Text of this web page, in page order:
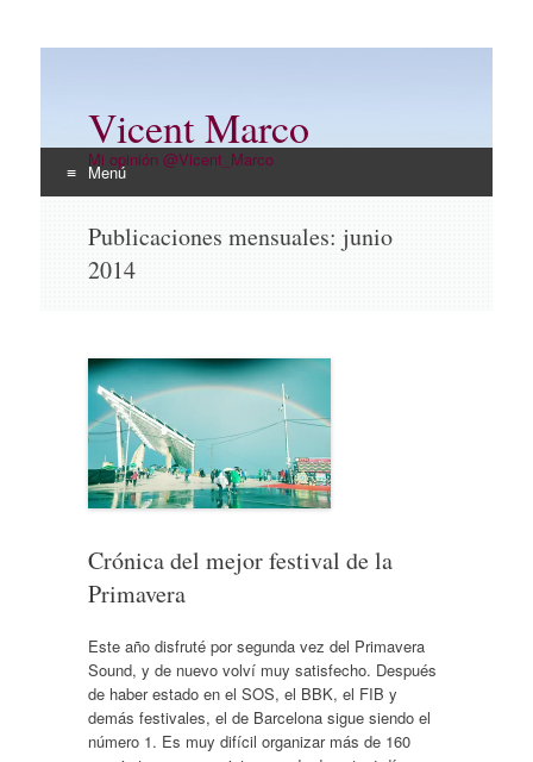
Vicent Marco
Mi opinión @Vicent_Marco
Menú
contenido
Publicaciones mensuales: junio
2014
Crónica del mejor festival de la
Primavera
Este año disfruté por segunda vez del Primavera
Sound, y de nuevo volví muy satisfecho. Después
de haber estado en el SOS, el BBK, el FIB y
demás festivales, el de Barcelona sigue siendo el
número 1. Es muy difícil organizar más de 160